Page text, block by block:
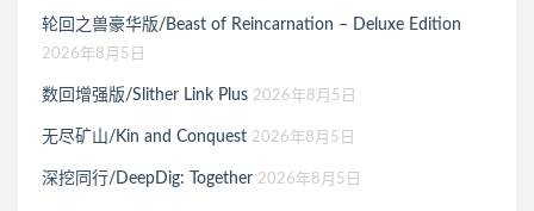
轮回之兽豪华版/Beast of Reincarnation – Deluxe Edition
2026年8月5日
数回增强版/Slither Link Plus 2026年8月5日
无尽矿山/Kin and Conquest 2026年8月5日
深挖同行/DeepDig: Together 2026年8月5日